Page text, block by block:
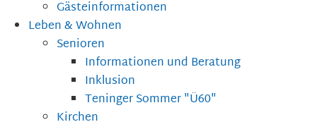
Gästeinformationen
Leben & Wohnen
Senioren
Informationen und Beratung
Inklusion
Teninger Sommer "Ü60"